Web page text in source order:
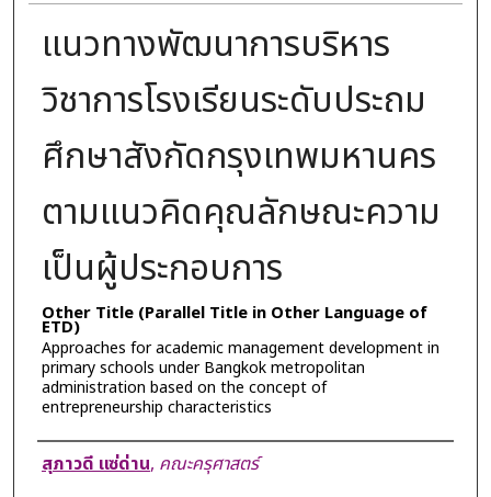
แนวทางพัฒนาการบริหาร
วิชาการโรงเรียนระดับประถม
ศึกษาสังกัดกรุงเทพมหานคร
ตามแนวคิดคุณลักษณะความ
เป็นผู้ประกอบการ
Other Title (Parallel Title in Other Language of
ETD)
Approaches for academic management development in
primary schools under Bangkok metropolitan
administration based on the concept of
entrepreneurship characteristics
Author
สุภาวดี แซ่ด่าน, คณะครุศาสตร์